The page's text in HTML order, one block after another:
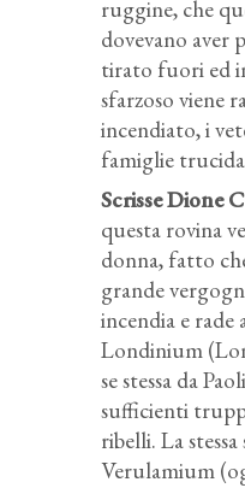
ruggine, che
dovevano aver
tirato fuori ed
sfarzoso viene
incendiato, i
famiglie
Scrisse Dione
questa rovina
donna, fatto
grande
incendia e rade
Londinium
se stessa da
sufficienti
ribelli. La
Verulamium